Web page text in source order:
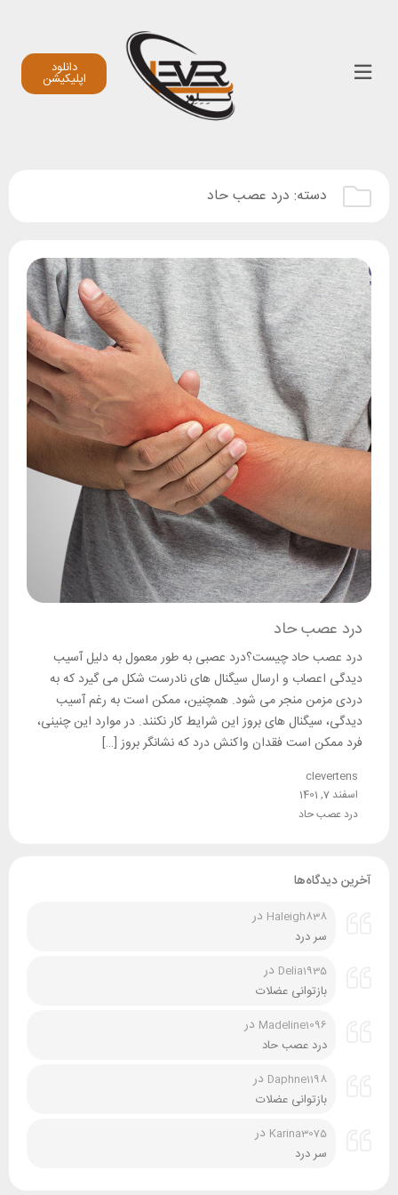
دانلود
اپلیکیشن
دسته: درد عصب حاد
درد عصب حاد
درد عصب حاد چیست؟درد عصبی به طور معمول به دلیل آسیب
دیدگی اعصاب و ارسال سیگنال های نادرست شکل می گیرد که به
دردی مزمن منجر می شود. همچنین، ممکن است به رغم آسیب
دیدگی، سیگنال های بروز این شرایط کار نکنند. در موارد این چنینی،
فرد ممکن است فقدان واکنش درد که نشانگر بروز […]
clevertens
اسفند 7, 1401
درد عصب حاد
آخرین دیدگاه‌ها
Haleigh838 در
سر درد
Delia1935 در
بازتوانی عضلات
Madeline1096 در
درد عصب حاد
Daphne1198 در
بازتوانی عضلات
Karina3075 در
سر درد